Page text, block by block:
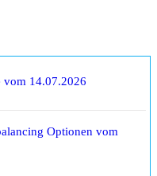
vom 14.07.2026
Optionen vom